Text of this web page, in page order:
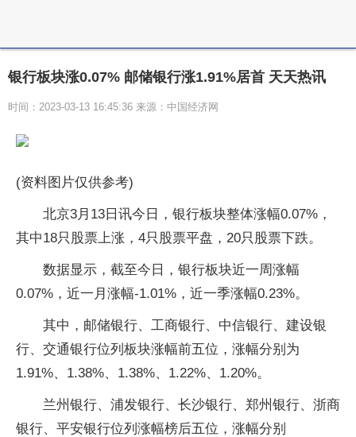
银行板块涨0.07% 邮储银行涨1.91%居首 天天热讯
时间：2023-03-13 16:45:36 来源：中国经济网
(资料图片仅供参考)
北京3月13日讯今日，银行板块整体涨幅0.07%，
其中18只股票上涨，4只股票平盘，20只股票下跌。
数据显示，截至今日，银行板块近一周涨幅
0.07%，近一月涨幅-1.01%，近一季涨幅0.23%。
其中，邮储银行、工商银行、中信银行、建设银
行、交通银行位列板块涨幅前五位，涨幅分别为
1.91%、1.38%、1.38%、1.22%、1.20%。
兰州银行、浦发银行、长沙银行、郑州银行、浙商
银行、平安银行位列涨幅榜后五位，涨幅分别